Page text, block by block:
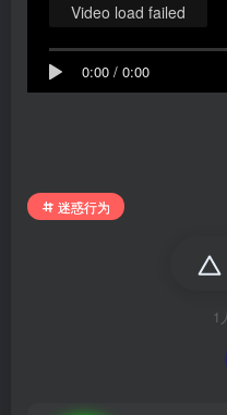
0:00 / 0:00
Video load failed
迷惑行为
1